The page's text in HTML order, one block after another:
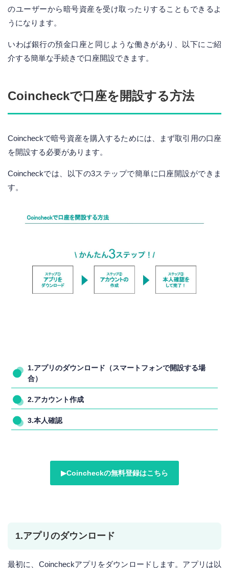
のユーザーから暗号資産を受け取ったりすることもできるよ
うになります。
いわば銀行の預金口座と同じような働きがあり、以下にご紹
介する簡単な手続きで口座開設できます。
Coincheckで口座を開設する方法
Coincheckで暗号資産を購入するためには、まず取引用の口座
を開設する必要があります。
Coincheckでは、以下の3ステップで簡単に口座開設ができま
す。
1.アプリのダウンロード（スマートフォンで開設する場
合）
2.アカウント作成
3.本人確認
▶︎Coincheckの無料登録はこちら
1.アプリのダウンロード
最初に、Coincheckアプリをダウンロードします。アプリは以